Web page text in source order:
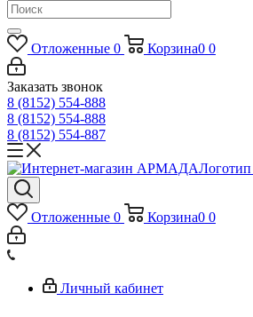
Отложенные 0 Корзина0 0
Заказать звонок
8 (8152) 554-888
8 (8152) 554-888
8 (8152) 554-887
Отложенные 0 Корзина0 0
Личный кабинет